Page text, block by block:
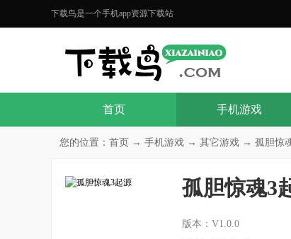
下载鸟是一个手机app资源下载站
首页 手机游戏
您的位置： 首页 → 手机游戏 → 其它游戏 → 孤胆惊
孤胆惊魂3
版本：V1.0.0